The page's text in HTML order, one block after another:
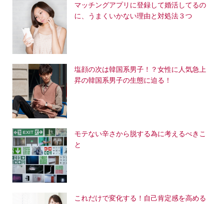
マッチングアプリに登録して婚活してるの
に、うまくいかない理由と対処法３つ
塩顔の次は韓国系男子！？女性に人気急上
昇の韓国系男子の生態に迫る！
モテない辛さから脱する為に考えるべきこ
と
これだけで変化する！自己肯定感を高める